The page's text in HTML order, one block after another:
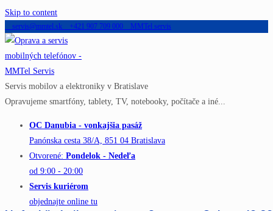
Skip to content
servis@mmtel.sk +421 907 709 000 MMTel servis
Servis mobilov a elektroniky v Bratislave
Opravujeme smartfóny, tablety, TV, notebooky, počítače a iné...
OC Danubia - vonkajšia pasáž
Panónska cesta 38/A, 851 04 Bratislava
Otvorené: Pondelok - Nedeľa
od 9:00 - 20:00
Servis kuriérom
objednajte online tu